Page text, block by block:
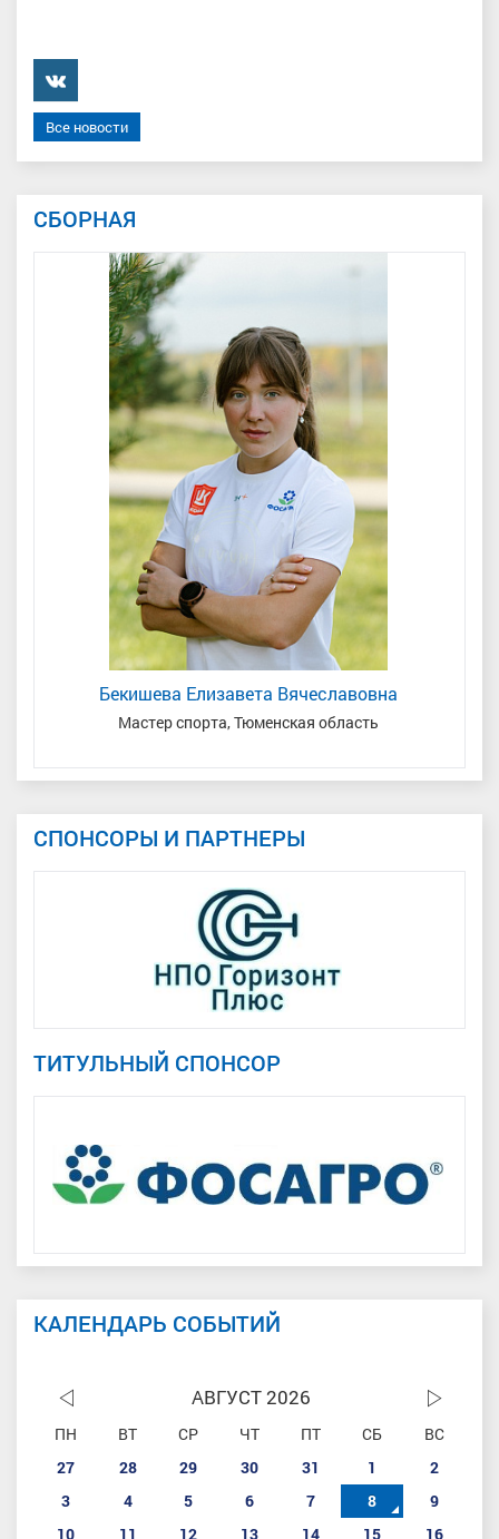
���������
Все новости
СБОРНАЯ
Бекишева Елизавета Вячеславовна
Мастер спорта, Тюменская область
СПОНСОРЫ И ПАРТНЕРЫ
ТИТУЛЬНЫЙ СПОНСОР
КАЛЕНДАРЬ СОБЫТИЙ
АВГУСТ 2026
ПН ВТ СР ЧТ ПТ СБ
ВС
27
28 29 30 31 1
2
3
4 5 6 7 8
9
10
11 12 13 14 15
16